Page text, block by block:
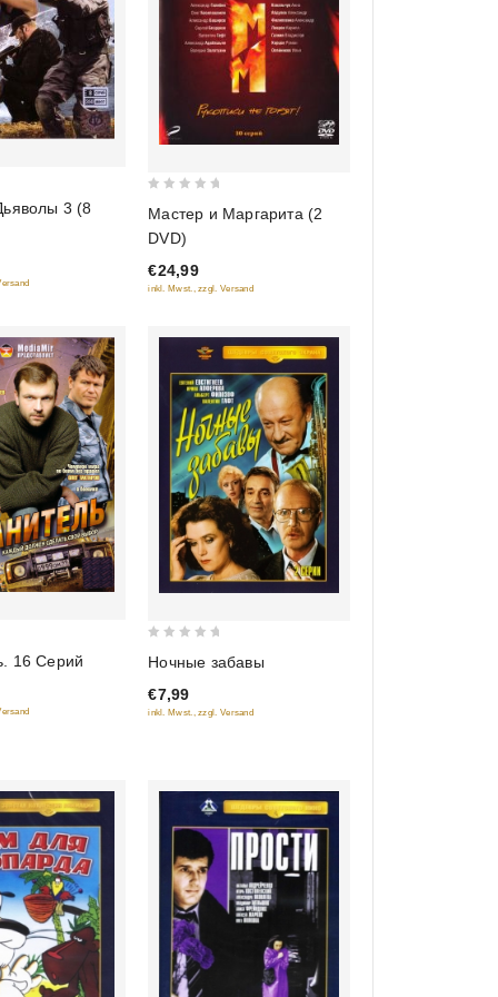
3 (8
of
5
Мастер и Маргарита (2
DVD)
€24,99
inkl. Mwst., zzgl. Versand
16 Серий
of
5
Ночные забавы
€7,99
inkl. Mwst., zzgl. Versand